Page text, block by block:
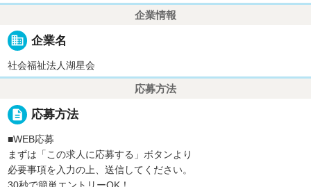
企業情報
business 企業名
社会福祉法人湖星会
応募方法
description 応募方法
■WEB応募
まずは「この求人に応募する」ボタンより
必要事項を入力の上、送信してください。
30秒で簡単エントリーOK！